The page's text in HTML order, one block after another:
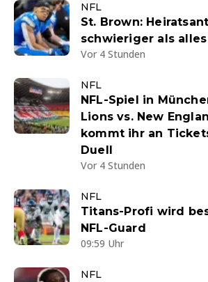
NFL
St. Brown:
schwieriger als alles
Vor 4 Stunden
NFL
NFL-Spiel in
Lions vs. New
kommt ihr an
Duell
Vor 4 Stunden
NFL
Titans-Profi wird
NFL-Guard
09:59 Uhr
NFL